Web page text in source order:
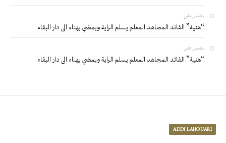
بشير على
“هنية” القائد المجاهد المعلم يسلم الراية ويمضي بهناء الى دار البقاء
بشير على
“هنية” القائد المجاهد المعلم يسلم الراية ويمضي بهناء الى دار البقاء
ADDI LAHOUARI